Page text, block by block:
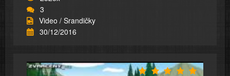
3
Video / Srandičky
30/12/2016